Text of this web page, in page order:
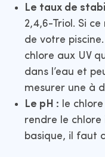
Le taux de
2,4,6-Triol. Si
de votre
chlore aux UV
dans l’eau et
mesurer une à
Le pH : le
rendre le
basique, il faut